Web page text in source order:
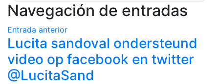
Navegación de entradas
Entrada anterior
Lucita sandoval ondersteund
video op facebook en twitter
@LucitaSand